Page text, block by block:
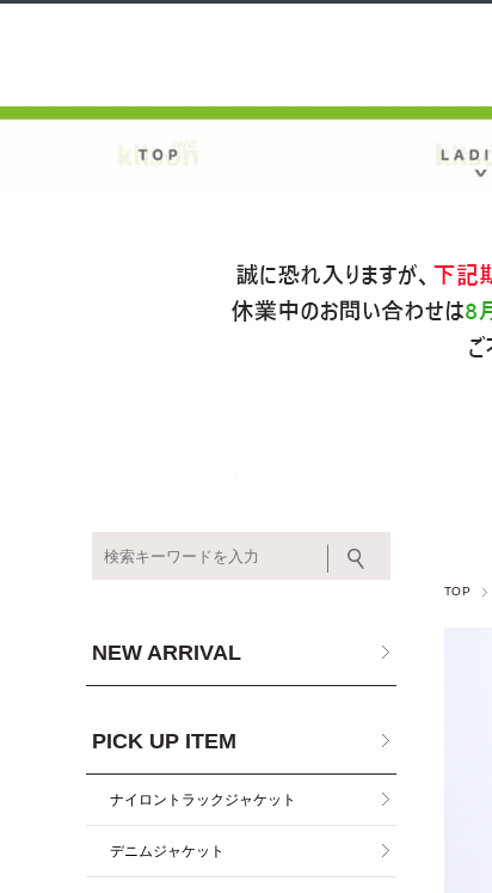
TOP
NEW ARRIVAL
PICK UP ITEM
ナイロントラックジャケット
デニムジャケット